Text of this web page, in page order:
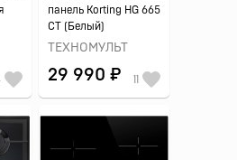
панель Korting HG 665
CT (Белый)
ТЕХНОМУЛЬТ
29 990 ₽ 11